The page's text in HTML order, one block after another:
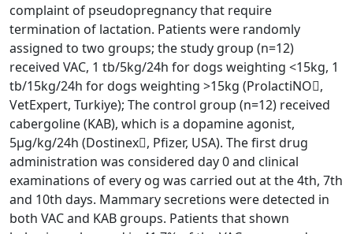
complaint of pseudopregnancy that require
termination of lactation. Patients were randomly
assigned to two groups; the study group (n=12)
received VAC, 1 tb/5kg/24h for dogs weighting <15kg, 1
tb/15kg/24h for dogs weighting >15kg (ProlactiNO,
VetExpert, Turkiye); The control group (n=12) received
cabergoline (KAB), which is a dopamine agonist,
5µg/kg/24h (Dostinex, Pfizer, USA). The first drug
administration was considered day 0 and clinical
examinations of every og was carried out at the 4th, 7th
and 10th days. Mammary secretions were detected in
both VAC and KAB groups. Patients that shown